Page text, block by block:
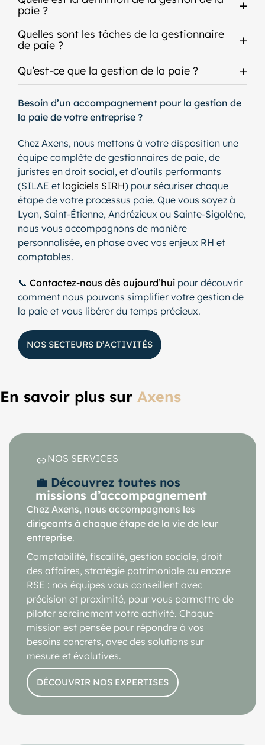
paie ?
Quelles sont les tâches de la gestionnaire
de paie ?
Qu’est-ce que la gestion de la paie ?
Besoin d’un accompagnement pour la gestion de
la paie de votre entreprise ?
Chez Axens, nous mettons à votre disposition une
équipe complète de gestionnaires de paie, de
juristes en droit social, et d’outils performants
(SILAE et logiciels SIRH) pour sécuriser chaque
étape de votre processus paie. Que vous soyez à
Lyon, Saint-Étienne, Andrézieux ou Sainte-Sigolène,
nous vous accompagnons de manière
personnalisée, en phase avec vos enjeux RH et
comptables.
📞 Contactez-nous dès aujourd’hui pour découvrir
comment nous pouvons simplifier votre gestion de
la paie et vous libérer du temps précieux.
NOS SECTEURS D’ACTIVITÉS
En savoir plus sur Axens
NOS SERVICES
💼 Découvrez toutes nos
missions d’accompagnement
Chez Axens, nous accompagnons les
dirigeants à chaque étape de la vie de leur
entreprise.
Comptabilité, fiscalité, gestion sociale, droit
des affaires, stratégie patrimoniale ou encore
RSE : nos équipes vous conseillent avec
précision et proximité, pour vous permettre de
piloter sereinement votre activité. Chaque
mission est pensée pour répondre à vos
besoins concrets, avec des solutions sur
mesure et évolutives.
DÉCOUVRIR NOS EXPERTISES